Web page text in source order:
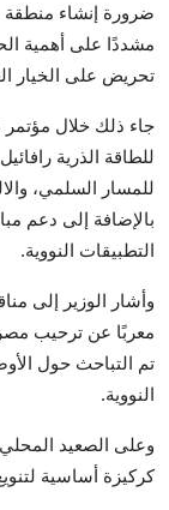
ضرورة إنشاء منطقة
مشددًا على أهمية
تحريض على الخيار
جاء ذلك خلال مؤتمر
للطاقة الذرية
للمسار السلمي،
بالإضافة إلى دعم
التطبيقات النووية.
وأشار الوزير إلى
معربًا عن ترحيب
تم التباحث حول
النووية.
وعلى الصعيد
كركيزة أساسية